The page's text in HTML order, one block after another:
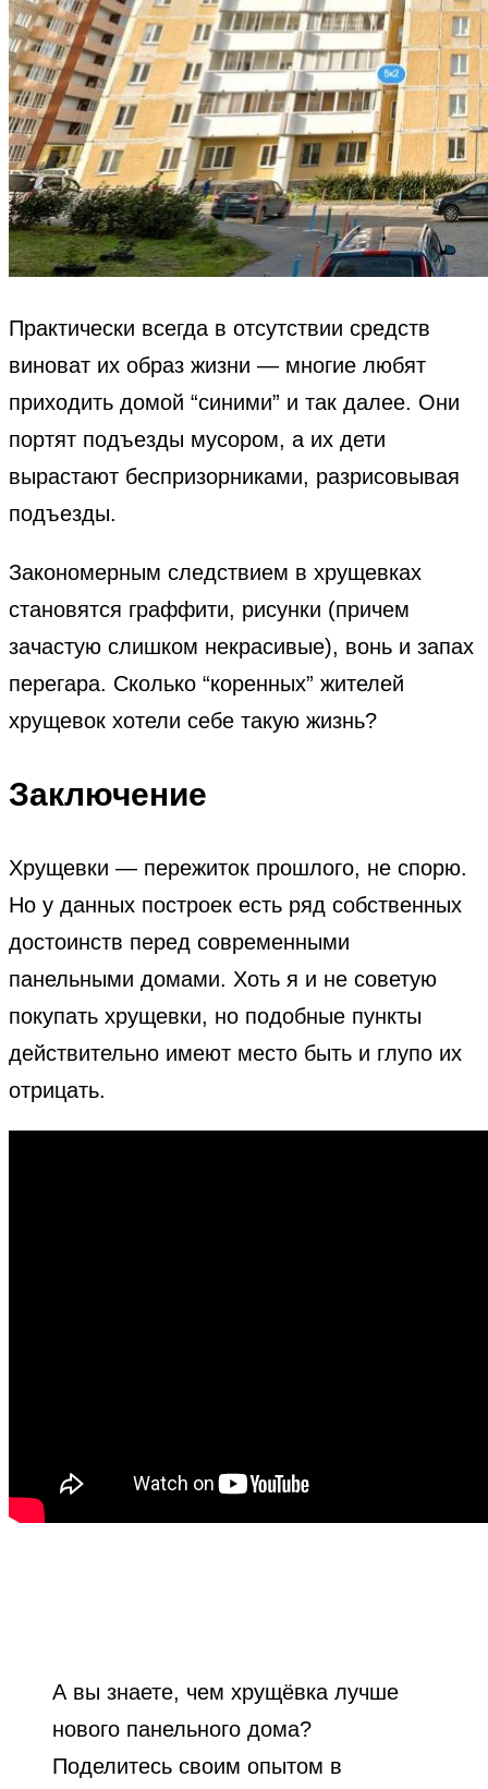
Практически всегда в отсутствии средств
виноват их образ жизни — многие любят
приходить домой “синими” и так далее. Они
портят подъезды мусором, а их дети
вырастают беспризорниками, разрисовывая
подъезды.
Закономерным следствием в хрущевках
становятся граффити, рисунки (причем
зачастую слишком некрасивые), вонь и запах
перегара. Сколько “коренных” жителей
хрущевок хотели себе такую жизнь?
Заключение
Хрущевки — пережиток прошлого, не спорю.
Но у данных построек есть ряд собственных
достоинств перед современными
панельными домами. Хоть я и не советую
покупать хрущевки, но подобные пункты
действительно имеют место быть и глупо их
отрицать.
А вы знаете, чем хрущёвка лучше
нового панельного дома?
Поделитесь своим опытом в